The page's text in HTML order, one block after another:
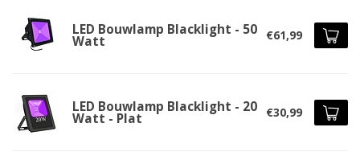
LED Bouwlamp Blacklight - 50
Watt €61,99
LED Bouwlamp Blacklight - 20
Watt - Plat €30,99